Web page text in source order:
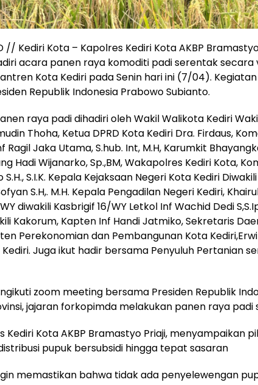
// Kediri Kota – Kapolres Kediri Kota AKBP Bramastyo
acara panen raya komoditi padi serentak secara
Kota Kediri pada Senin hari ini (7/04).
Republik Indonesia Prabowo Subianto.
raya padi dihadiri oleh Wakil Walikota Kediri
Thoha, Ketua DPRD Kota Kediri Dra. Firdaus,
Ragil Jaka Utama, S.hub. Int, M.H, Karumkit
Hadi Wijanarko, Sp.,BM, Wakapolres Kediri Kota,
S.I.K. Kepala Kejaksaan Negeri Kota Kediri
S.H,. M.H. Kepala Pengadilan Negeri Kediri,
diwakili Kasbrigif 16/WY Letkol Inf Wachid Dedi
Kakorum, Kapten Inf Handi Jatmiko, Sekretaris
Perekonomian dan Pembangunan Kota
Juga ikut hadir bersama Penyuluh Pertanian
zoom meeting bersama Presiden Republik
jajaran forkopimda melakukan panen raya padi
Kediri Kota AKBP Bramastyo Priaji, menyampaikan
pupuk bersubsidi hingga tepat sasaran
memastikan bahwa tidak ada penyelewengan